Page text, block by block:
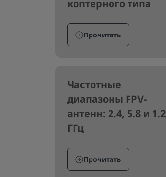
коптерного типа
Прочитать
Частотные
диапазоны FPV-
антенн: 2.4, 5.8 и 1.2
ГГц
Прочитать